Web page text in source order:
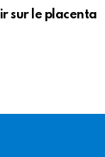
sur le placenta